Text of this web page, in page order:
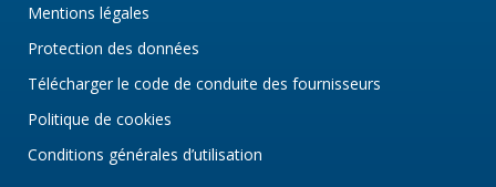
Mentions légales
Protection des données
Télécharger le code de conduite des fournisseurs
Politique de cookies
Conditions générales d’utilisation